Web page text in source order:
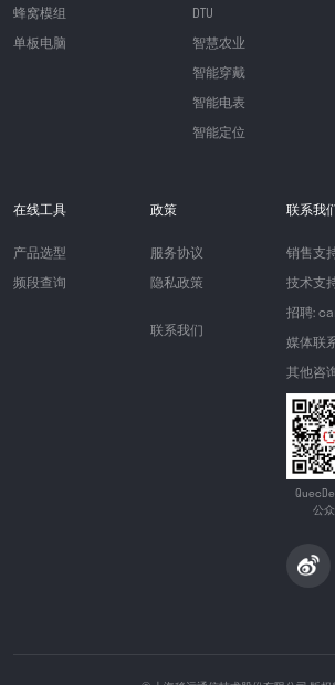
蜂窝模组
单板电脑
DTU
智慧农业
智能穿戴
智能电表
智能定位
在线工具
产品选型
频段查询
政策
服务协议
隐私政策
联系我们
联系我
销售支
技术支
招聘:
媒体联
其他咨
公